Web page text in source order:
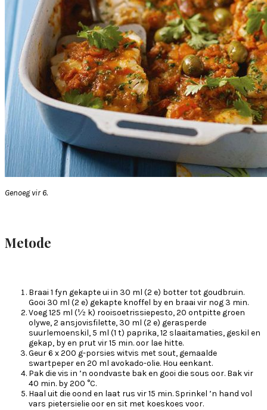
Genoeg vir 6.
Metode
Braai 1 fyn gekapte ui in 30 ml (2 e) botter tot goudbruin.
Gooi 30 ml (2 e) gekapte knoffel by en braai vir nog 3 min.
Voeg 125 ml (½ k) rooisoetrissiepesto, 20 ontpitte groen
olywe, 2 ansjovisfilette, 30 ml (2 e) gerasperde
suurlemoenskil, 5 ml (1 t) paprika, 12 slaaitamaties, geskil en
gekap, by en prut vir 15 min. oor lae hitte.
Geur 6 x 200 g-porsies witvis met sout, gemaalde
swartpeper en 20 ml avokado-olie. Hou eenkant.
Pak die vis in ’n oondvaste bak en gooi die sous oor. Bak vir
40 min. by 200 °C.
Haal uit die oond en laat rus vir 15 min. Sprinkel ’n hand vol
vars pietersielie oor en sit met koeskoes voor.